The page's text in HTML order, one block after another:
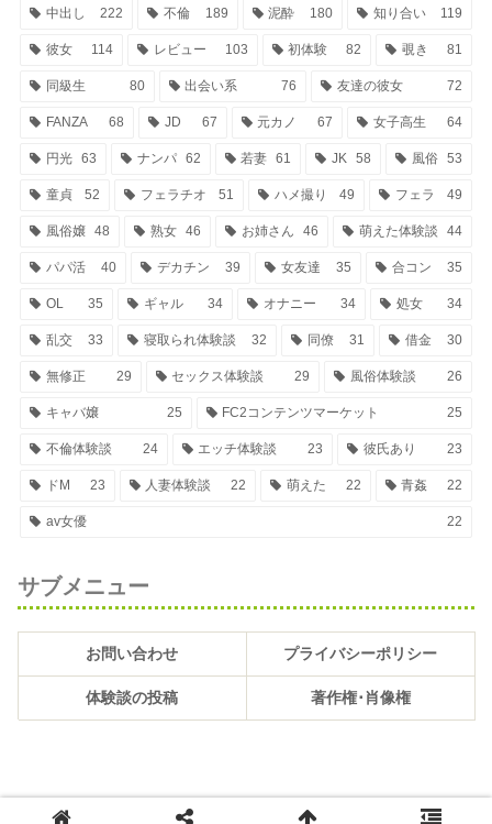
中出し 222 不倫 189 泥酔 180 知り合い 119
彼女 114 レビュー 103 初体験 82 覗き 81
同級生 80 出会い系 76 友達の彼女 72
FANZA 68 JD 67 元カノ 67 女子高生 64
円光 63 ナンパ 62 若妻 61 JK 58 風俗 53
童貞 52 フェラチオ 51 ハメ撮り 49 フェラ 49
風俗嬢 48 熟女 46 お姉さん 46 萌えた体験談 44
パパ活 40 デカチン 39 女友達 35 合コン 35
OL 35 ギャル 34 オナニー 34 処女 34
乱交 33 寝取られ体験談 32 同僚 31 借金 30
無修正 29 セックス体験談 29 風俗体験談 26
キャバ嬢 25 FC2コンテンツマーケット 25
不倫体験談 24 エッチ体験談 23 彼氏あり 23
ドM 23 人妻体験談 22 萌えた 22 青姦 22
av女優 22
サブメニュー
お問い合わせ プライバシーポリシー
体験談の投稿 著作権･肖像権
Copyright © 2009 萌えた体験談スペシャル All Rights Reserved.